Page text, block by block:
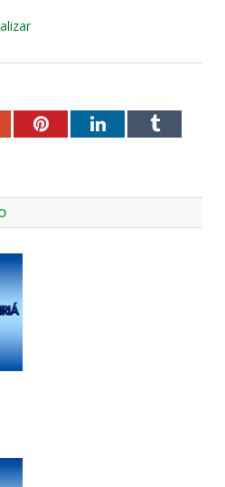
PinterestLinkedInTumblr